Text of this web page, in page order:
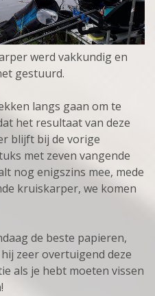
werd vakkundig en
gestuurd.
langs gaan om te
het resultaat van deze
blijft bij de vorige
met zeven vangende
nog enigszins mee, mede
kruiskarper, we komen
de beste papieren,
zeer overtuigend deze
als je hebt moeten vissen